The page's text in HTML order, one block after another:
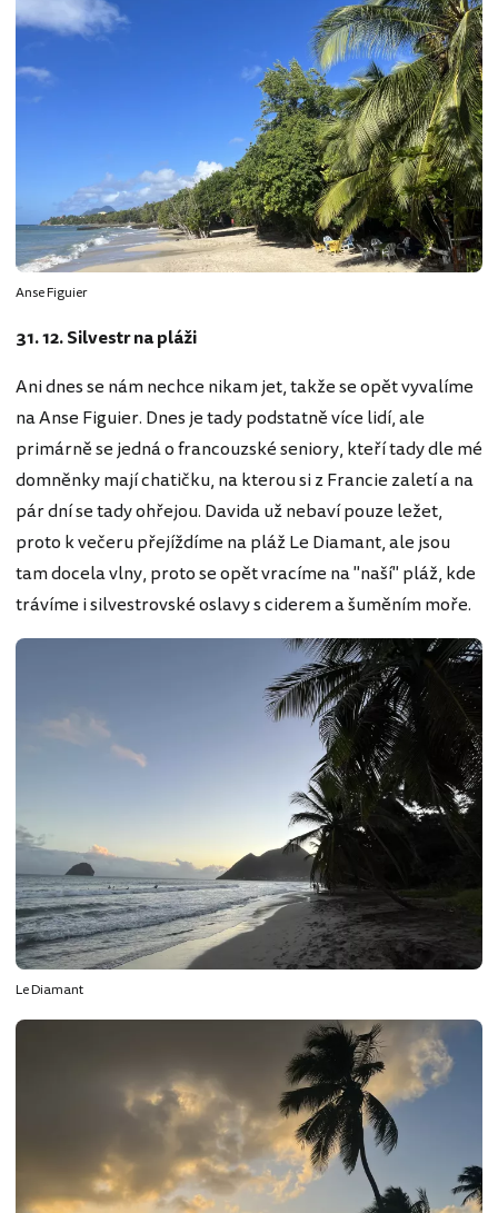
Anse Figuier
31. 12. Silvestr na pláži
Ani dnes se nám nechce nikam jet, takže se opět vyvalíme
na Anse Figuier. Dnes je tady podstatně více lidí, ale
primárně se jedná o francouzské seniory, kteří tady dle mé
domněnky mají chatičku, na kterou si z Francie zaletí a na
pár dní se tady ohřejou. Davida už nebaví pouze ležet,
proto k večeru přejíždíme na pláž Le Diamant, ale jsou
tam docela vlny, proto se opět vracíme na "naší" pláž, kde
trávíme i silvestrovské oslavy s ciderem a šuměním moře.
Le Diamant